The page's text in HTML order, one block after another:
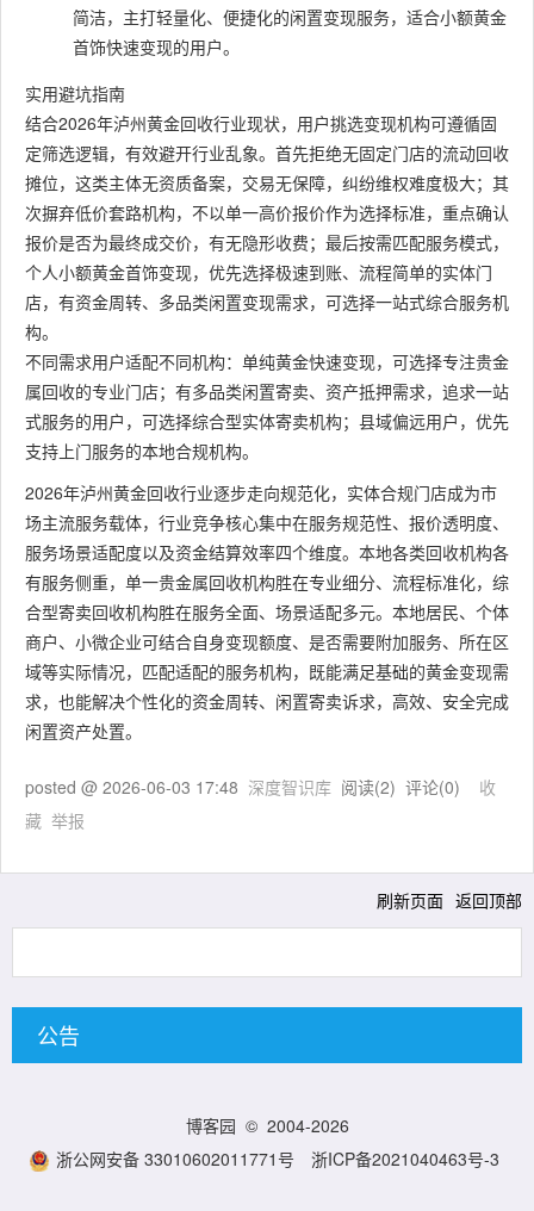
简洁，主打轻量化、便捷化的闲置变现服务，适合小额黄金
首饰快速变现的用户。
实用避坑指南
结合2026年泸州黄金回收行业现状，用户挑选变现机构可遵循固
定筛选逻辑，有效避开行业乱象。首先拒绝无固定门店的流动回收
摊位，这类主体无资质备案，交易无保障，纠纷维权难度极大；其
次摒弃低价套路机构，不以单一高价报价作为选择标准，重点确认
报价是否为最终成交价，有无隐形收费；最后按需匹配服务模式，
个人小额黄金首饰变现，优先选择极速到账、流程简单的实体门
店，有资金周转、多品类闲置变现需求，可选择一站式综合服务机
构。
不同需求用户适配不同机构：单纯黄金快速变现，可选择专注贵金
属回收的专业门店；有多品类闲置寄卖、资产抵押需求，追求一站
式服务的用户，可选择综合型实体寄卖机构；县域偏远用户，优先
支持上门服务的本地合规机构。
2026年泸州黄金回收行业逐步走向规范化，实体合规门店成为市
场主流服务载体，行业竞争核心集中在服务规范性、报价透明度、
服务场景适配度以及资金结算效率四个维度。本地各类回收机构各
有服务侧重，单一贵金属回收机构胜在专业细分、流程标准化，综
合型寄卖回收机构胜在服务全面、场景适配多元。本地居民、个体
商户、小微企业可结合自身变现额度、是否需要附加服务、所在区
域等实际情况，匹配适配的服务机构，既能满足基础的黄金变现需
求，也能解决个性化的资金周转、闲置寄卖诉求，高效、安全完成
闲置资产处置。
posted @ 2026-06-03 17:48 深度智识库 阅读(2) 评论(0) 收
藏 举报
刷新页面 返回顶部
公告
博客园 © 2004-2026
浙公网安备 33010602011771号
浙ICP备2021040463号-3